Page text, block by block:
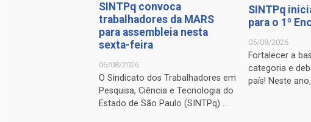
SINTPq convoca
trabalhadores da MARS
para assembleia nesta
sexta-feira
06/08/2026
O Sindicato dos Trabalhadores em
Pesquisa, Ciência e Tecnologia do
Estado de São Paulo (SINTPq) ...
SINTPq
para o 1º
05/08/2026
Fortalecer a
categoria e
país! Neste